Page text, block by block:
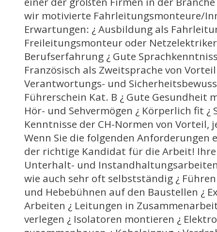
wir motivierte Fahrleitungsmonteure/
Erwartungen: ¿ Ausbildung als
Freileitungsmonteur oder
Berufserfahrung ¿ Gute
Französisch als Zweitsprache von Vorteil
Verantwortungs- und
Führerschein Kat. B ¿ Gute Gesundheit
Hör- und Sehvermögen ¿ Körperlich fit ¿
Kenntnisse der CH-Normen von Vorteil,
Wenn Sie die folgenden Anforderungen
der richtige Kandidat für die Arbeit! Ihre
Unterhalt- und
wie auch sehr oft selbstständig ¿
und Hebebühnen auf den Baustellen ¿
Arbeiten ¿ Leitungen in
verlegen ¿ Isolatoren montieren ¿